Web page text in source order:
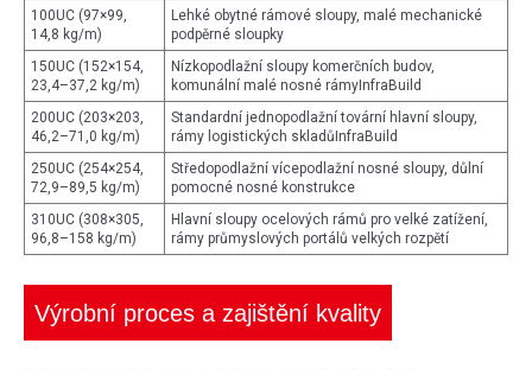
100UC (97×99,
14,8 kg/m)
Lehké obytné rámové sloupy, malé mechanické
podpěrné sloupky
150UC (152×154,
23,4–37,2 kg/m)
Nízkopodlažní sloupy komerčních budov,
komunální malé nosné rámyInfraBuild
200UC (203×203,
46,2–71,0 kg/m)
Standardní jednopodlažní tovární hlavní sloupy,
rámy logistických skladůInfraBuild
250UC (254×254,
72,9–89,5 kg/m)
Středopodlažní vícepodlažní nosné sloupy, důlní
pomocné nosné konstrukce
310UC (308×305,
96,8–158 kg/m)
Hlavní sloupy ocelových rámů pro velké zatížení,
rámy průmyslových portálů velkých rozpětí
Výrobní proces a zajištění kvality